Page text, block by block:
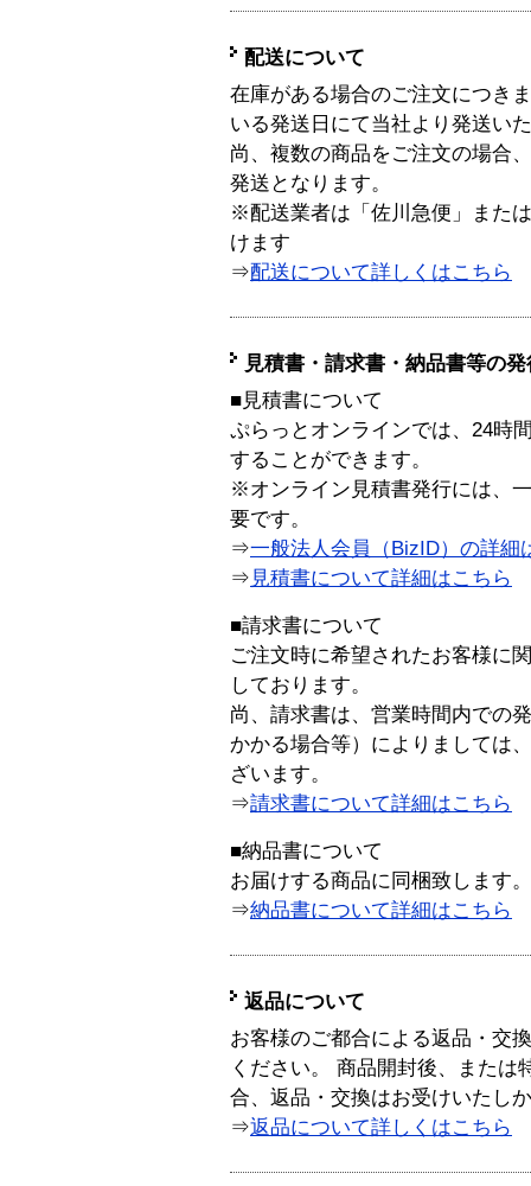
配送について
在庫がある場合のご注文につき
いる発送日にて当社より発送い
尚、複数の商品をご注文の場合
発送となります。
※配送業者は「佐川急便」また
けます
⇒配送について詳しくはこちら
見積書・請求書・納品書等の
■見積書について
ぷらっとオンラインでは、24時
することができます。
※オンライン見積書発行には、
要です。
⇒一般法人会員（BizID）の詳細
⇒ 見積書について詳細はこちら
■請求書について
ご注文時に希望されたお客様に
しております。
尚、請求書は、営業時間内での
かかる場合等）によりましては
ざいます。
⇒請求書について詳細はこちら
■納品書について
お届けする商品に同梱致します。
⇒納品書について詳細はこちら
返品について
お客様のご都合による返品・交
ください。 商品開封後、または
合、返品・交換はお受けいたし
⇒返品について詳しくはこちら